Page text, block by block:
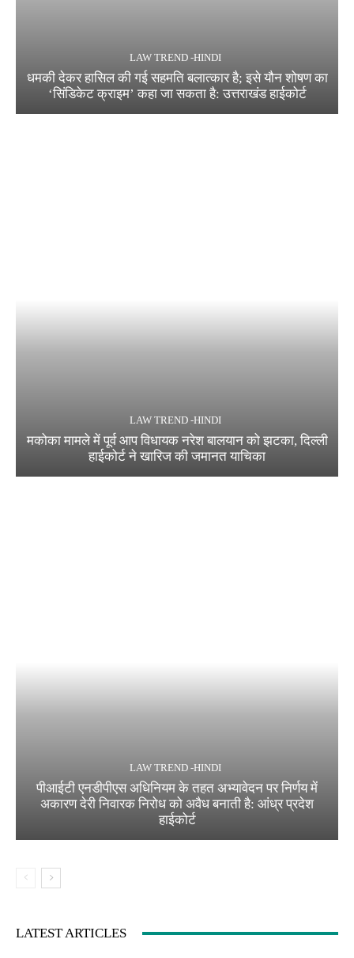
LAW TREND -HINDI
धमकी देकर हासिल की गई सहमति बलात्कार है; इसे यौन शोषण का
‘सिंडिकेट क्राइम’ कहा जा सकता है: उत्तराखंड हाईकोर्ट
LAW TREND -HINDI
मकोका मामले में पूर्व आप विधायक नरेश बालयान को झटका, दिल्ली
हाईकोर्ट ने खारिज की जमानत याचिका
LAW TREND -HINDI
पीआईटी एनडीपीएस अधिनियम के तहत अभ्यावेदन पर निर्णय में
अकारण देरी निवारक निरोध को अवैध बनाती है: आंध्र प्रदेश
हाईकोर्ट
LATEST ARTICLES